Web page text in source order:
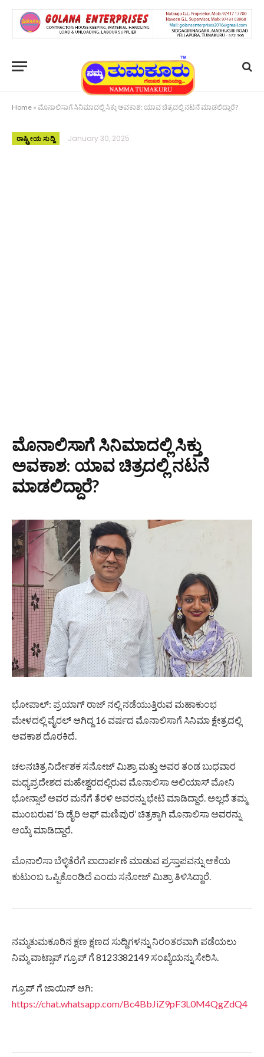
Home » ಮೊನಾಲಿಸಾಗೆ ಸಿನಿಮಾದಲ್ಲಿ ಸಿಕ್ತು ಅವಕಾಶ: ಯಾವ ಚಿತ್ರದಲ್ಲಿ ನಟನೆ ಮಾಡಲಿದ್ದಾರೆ?
ರಾಷ್ಟ್ರೀಯ ಸುದ್ದಿ January 30, 2025
ಮೊನಾಲಿಸಾಗೆ ಸಿನಿಮಾದಲ್ಲಿ ಸಿಕ್ತು
ಅವಕಾಶ: ಯಾವ ಚಿತ್ರದಲ್ಲಿ ನಟನೆ
ಮಾಡಲಿದ್ದಾರೆ?
ಭೋಪಾಲ್: ಪ್ರಯಾಗ್‌ ರಾಜ್‌ ನಲ್ಲಿ ನಡೆಯುತ್ತಿರುವ ಮಹಾಕುಂಭ
ಮೇಳದಲ್ಲಿ ವೈರಲ್ ಆಗಿದ್ದ 16 ವರ್ಷದ ಮೊನಾಲಿಸಾಗೆ ಸಿನಿಮಾ ಕ್ಷೇತ್ರದಲ್ಲಿ
ಅವಕಾಶ ದೊರಕಿದೆ.
ಚಲನಚಿತ್ರ ನಿರ್ದೇಶಕ ಸನೋಜ್ ಮಿಶ್ರಾ ಮತ್ತು ಅವರ ತಂಡ ಬುಧವಾರ
ಮಧ್ಯಪ್ರದೇಶದ ಮಹೇಶ್ವರದಲ್ಲಿರುವ ಮೊನಾಲಿಸಾ ಅಲಿಯಾಸ್ ಮೋನಿ
ಭೋನ್ಸಾಲೆ ಅವರ ಮನೆಗೆ ತೆರಳಿ ಅವರನ್ನು ಭೇಟಿ ಮಾಡಿದ್ದಾರೆ. ಅಲ್ಲದೆ ತಮ್ಮ
ಮುಂಬರುವ ‘ದಿ ಡೈರಿ ಆಫ್ ಮಣಿಪುರ’ ಚಿತ್ರಕ್ಕಾಗಿ ಮೊನಾಲಿಸಾ ಅವರನ್ನು
ಆಯ್ಕೆ ಮಾಡಿದ್ದಾರೆ.
ಮೊನಾಲಿಸಾ ಬೆಳ್ಳಿತೆರೆಗೆ ಪಾದಾರ್ಪಣೆ ಮಾಡುವ ಪ್ರಸ್ತಾಪವನ್ನು ಆಕೆಯ
ಕುಟುಂಬ ಒಪ್ಪಿಕೊಂಡಿದೆ ಎಂದು ಸನೋಜ್ ಮಿಶ್ರಾ ತಿಳಿಸಿದ್ದಾರೆ.
ನಮ್ಮತುಮಕೂರಿನ ಕ್ಷಣ ಕ್ಷಣದ ಸುದ್ದಿಗಳನ್ನು ನಿರಂತರವಾಗಿ ಪಡೆಯಲು
ನಿಮ್ಮ ವಾಟ್ಸಾಪ್ ಗ್ರೂಪ್ ಗೆ 8123382149 ಸಂಖ್ಯೆಯನ್ನು ಸೇರಿಸಿ.
ಗ್ರೂಪ್ ಗೆ ಜಾಯಿನ್ ಆಗಿ:
https://chat.whatsapp.com/Bc4BbJiZ9pF3L0M4QgZdQ4